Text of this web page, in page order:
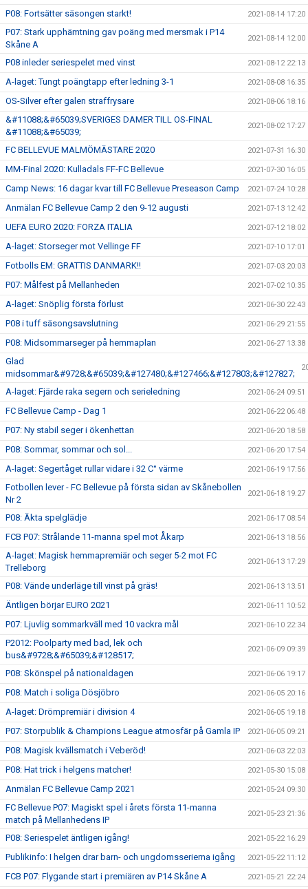
P08: Fortsätter säsongen starkt! 2021-08-14 17:20
P07: Stark upphämtning gav poäng med mersmak i P14
Skåne A
2021-08-14 12:00
P08 inleder seriespelet med vinst 2021-08-12 22:13
A-laget: Tungt poängtapp efter ledning 3-1 2021-08-08 16:35
OS-Silver efter galen straffrysare 2021-08-06 18:16
&#11088;&#65039;SVERIGES DAMER TILL OS-FINAL
&#11088;&#65039;
2021-08-02 17:27
FC BELLEVUE MALMÖMÄSTARE 2020 2021-07-31 16:30
MM-Final 2020: Kulladals FF-FC Bellevue 2021-07-30 16:05
Camp News: 16 dagar kvar till FC Bellevue Preseason Camp 2021-07-24 10:28
Anmälan FC Bellevue Camp 2 den 9-12 augusti 2021-07-13 12:42
UEFA EURO 2020: FORZA ITALIA 2021-07-12 18:02
A-laget: Storseger mot Vellinge FF 2021-07-10 17:01
Fotbolls EM: GRATTIS DANMARK!! 2021-07-03 20:03
P07: Målfest på Mellanheden 2021-07-02 10:35
A-laget: Snöplig första förlust 2021-06-30 22:43
P08 i tuff säsongsavslutning 2021-06-29 21:55
P08: Midsommarseger på hemmaplan 2021-06-27 13:38
Glad
midsommar&#9728;&#65039;&#127480;&#127466;&#127803;&#127827;
A-laget: Fjärde raka segern och serieledning 2021-06-24 09:51
FC Bellevue Camp - Dag 1 2021-06-22 06:48
P07: Ny stabil seger i ökenhettan 2021-06-20 18:58
P08: Sommar, sommar och sol... 2021-06-20 17:54
A-laget: Segertåget rullar vidare i 32 C° värme 2021-06-19 17:56
Fotbollen lever - FC Bellevue på första sidan av Skånebollen
Nr 2
2021-06-18 19:27
P08: Äkta spelglädje 2021-06-17 08:54
FCB P07: Strålande 11-manna spel mot Åkarp 2021-06-13 18:56
A-laget: Magisk hemmapremiär och seger 5-2 mot FC
Trelleborg
2021-06-13 17:29
P08: Vände underläge till vinst på gräs! 2021-06-13 13:51
Äntligen börjar EURO 2021 2021-06-11 10:52
P07: Ljuvlig sommarkväll med 10 vackra mål 2021-06-10 22:34
P2012: Poolparty med bad, lek och
bus&#9728;&#65039;&#128517;
2021-06-09 09:39
P08: Skönspel på nationaldagen 2021-06-06 19:17
P08: Match i soliga Dösjöbro 2021-06-05 20:16
A-laget: Drömpremiär i division 4 2021-06-05 19:18
P07: Storpublik & Champions League atmosfär på Gamla IP 2021-06-05 09:21
P08: Magisk kvällsmatch i Veberöd! 2021-06-03 22:03
P08: Hat trick i helgens matcher! 2021-05-30 15:08
Anmälan FC Bellevue Camp 2021 2021-05-24 09:30
FC Bellevue P07: Magiskt spel i årets första 11-manna
match på Mellanhedens IP
2021-05-23 21:36
P08: Seriespelet äntligen igång! 2021-05-22 16:29
Publikinfo: I helgen drar barn- och ungdomsserierna igång 2021-05-22 11:12
FCB P07: Flygande start i premiären av P14 Skåne A 2021-05-21 22:24